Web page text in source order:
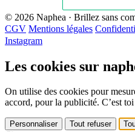
© 2026 Naphea · Brillez sans
CGV Mentions légales
Instagram
Les cookies sur
On utilise des cookies pour
accord, pour la publicité. C’est
Personnaliser Tout refuser